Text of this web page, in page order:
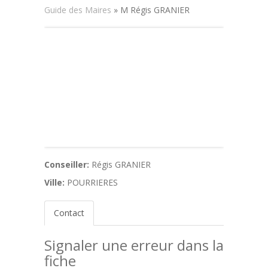
Guide des Maires » M Régis GRANIER
Conseiller: Régis GRANIER
Ville: POURRIERES
Contact
Signaler une erreur dans la
fiche